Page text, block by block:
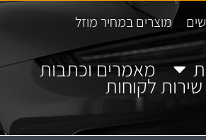
מוצרים במחיר מוזל
מאמרים וכתבות
שירות לקוחות